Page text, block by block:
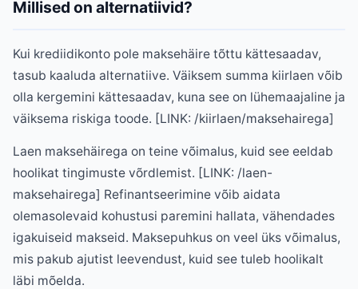
Millised on alternatiivid?
Kui krediidikonto pole maksehäire tõttu kättesaadav,
tasub kaaluda alternatiive. Väiksem summa kiirlaen võib
olla kergemini kättesaadav, kuna see on lühemaajaline ja
väiksema riskiga toode. [LINK: /kiirlaen/maksehairega]
Laen maksehäirega on teine võimalus, kuid see eeldab
hoolikat tingimuste võrdlemist. [LINK: /laen-
maksehairega] Refinantseerimine võib aidata
olemasolevaid kohustusi paremini hallata, vähendades
igakuiseid makseid. Maksepuhkus on veel üks võimalus,
mis pakub ajutist leevendust, kuid see tuleb hoolikalt
läbi mõelda.